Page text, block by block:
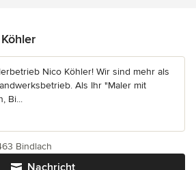
Nico Köhler! Wir sind mehr als
Als Ihr "Maler mit
Bi...
Bindlach